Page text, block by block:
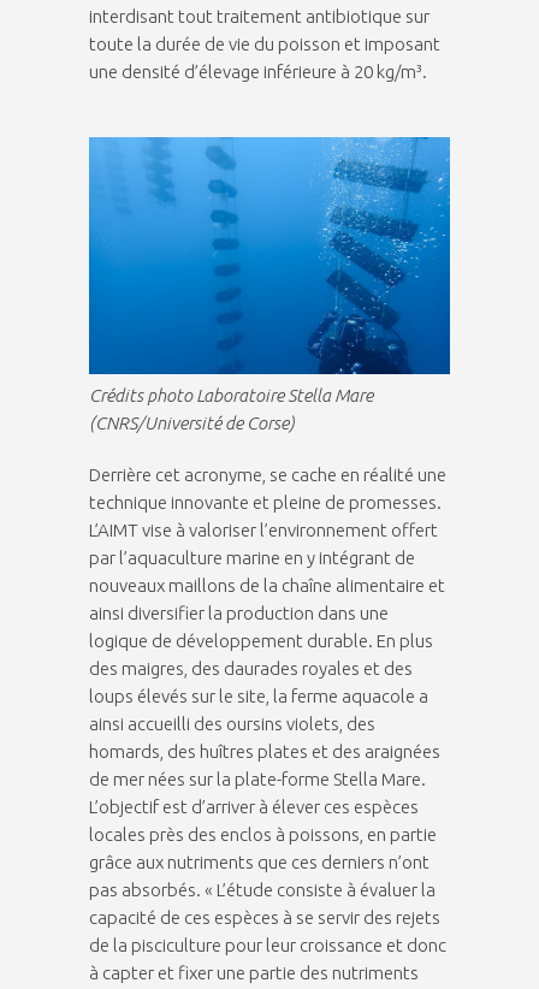
interdisant tout traitement antibiotique sur
toute la durée de vie du poisson et imposant
une densité d’élevage inférieure à 20 kg/m³.
Crédits photo Laboratoire Stella Mare
(CNRS/Université de Corse)
Derrière cet acronyme, se cache en réalité une
technique innovante et pleine de promesses.
L’AIMT vise à valoriser l’environnement offert
par l’aquaculture marine en y intégrant de
nouveaux maillons de la chaîne alimentaire et
ainsi diversifier la production dans une
logique de développement durable. En plus
des maigres, des daurades royales et des
loups élevés sur le site, la ferme aquacole a
ainsi accueilli des oursins violets, des
homards, des huîtres plates et des araignées
de mer nées sur la plate-forme Stella Mare.
L’objectif est d’arriver à élever ces espèces
locales près des enclos à poissons, en partie
grâce aux nutriments que ces derniers n’ont
pas absorbés. « L’étude consiste à évaluer la
capacité de ces espèces à se servir des rejets
de la pisciculture pour leur croissance et donc
à capter et fixer une partie des nutriments